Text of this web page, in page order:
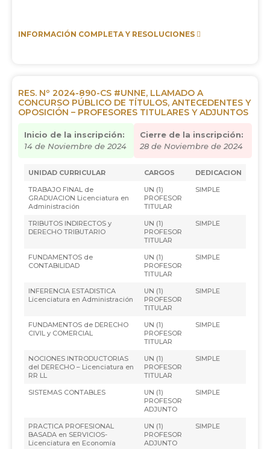
INFORMACIÓN COMPLETA Y RESOLUCIONES
RES. Nº 2024-890-CS #UNNE, LLAMADO A
CONCURSO PÚBLICO DE TÍTULOS, ANTECEDENTES Y
OPOSICIÓN – PROFESORES TITULARES Y ADJUNTOS
Inicio de la inscripción:
14 de Noviembre de 2024
Cierre de la inscripción:
28 de Noviembre de 2024
UNIDAD CURRICULAR CARGOS
DEDICACION
TRABAJO FINAL de
GRADUACION Licenciatura en
Administración
UN (1)
PROFESOR
TITULAR
SIMPLE
TRIBUTOS INDIRECTOS y
DERECHO TRIBUTARIO
UN (1)
PROFESOR
TITULAR
SIMPLE
FUNDAMENTOS de
CONTABILIDAD
UN (1)
PROFESOR
TITULAR
SIMPLE
INFERENCIA ESTADISTICA
Licenciatura en Administración
UN (1)
PROFESOR
TITULAR
SIMPLE
FUNDAMENTOS de DERECHO
CIVIL y COMERCIAL
UN (1)
PROFESOR
TITULAR
SIMPLE
NOCIONES INTRODUCTORIAS
del DERECHO – Licenciatura en
RR LL
UN (1)
PROFESOR
TITULAR
SIMPLE
SISTEMAS CONTABLES
UN (1)
PROFESOR
ADJUNTO
SIMPLE
PRACTICA PROFESIONAL
BASADA en SERVICIOS-
Licenciatura en Economía
UN (1)
PROFESOR
ADJUNTO
SIMPLE